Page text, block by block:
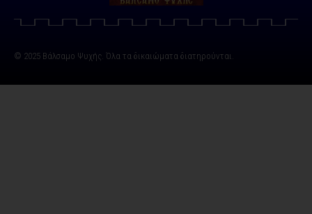
© 2025 Βάλσαμο Ψυχής. Όλα τα δικαιώματα διατηρούνται.